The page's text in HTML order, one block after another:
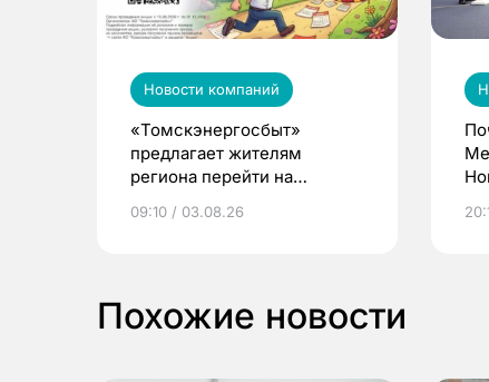
Новости компаний
«Томскэнергосбыт»
предлагает жителям
региона перейти на
выиграть призы
09:10 / 03.08.26
Похожие новости